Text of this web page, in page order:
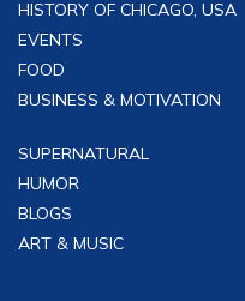
HISTORY OF CHICAGO, USA
EVENTS
FOOD
BUSINESS & MOTIVATION
SUPERNATURAL
HUMOR
BLOGS
ART & MUSIC